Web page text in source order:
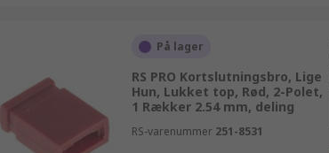
På lager
RS PRO Kortslutningsbro, Lige
Hun, Lukket top, Rød, 2-Polet,
1 Rækker 2.54 mm, deling
RS-varenummer 251-8531